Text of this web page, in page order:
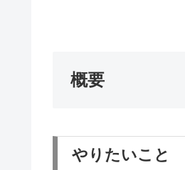
概要
やりたいこと